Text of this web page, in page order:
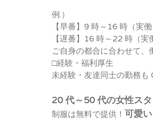
例.）
【早番】9 時～16 時（実
【遅番】16 時～22 時（実
ご自身の都合に合わせて、
□経験・福利厚生
未経験・友達同士の勤務も
20 代～50 代の女性スタ
制服は無料で提供！ 可愛